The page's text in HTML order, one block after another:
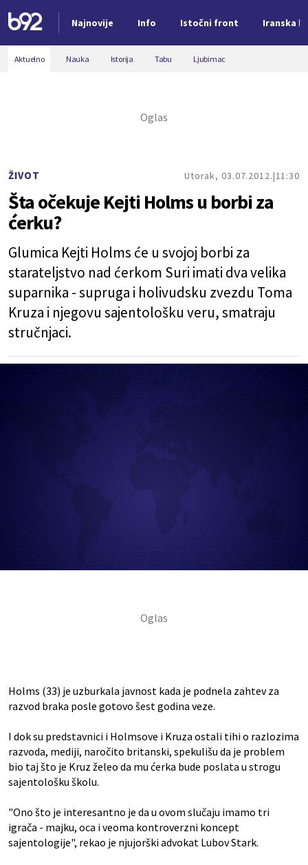
Najnovije Info Istočni front Iranska
Nova vest
Aktuelno Nauka Istorija Tabu Ljubimac
ŽIVOT Utorak, 03.07.2012. 11:30
Šta očekuje Kejti Holms u borbi za
ćerku?
Glumica Kejti Holms će u svojoj borbi za
starateljstvo nad ćerkom Suri imati dva velika
suparnika - supruga i holivudsku zvezdu Toma
Kruza i njegovu sajentološku veru, smatraju
stručnjaci.
Holms (33) je uzburkala javnost kada je podnela zahtev za
razvod braka posle gotovo šest godina veze.
I dok su predstavnici i Holmsove i Kruza ostali tihi o razlozima
razvoda, mediji, naročito britanski, spekulišu da je problem
bio taj što je Kruz želeo da mu ćerka bude poslata u strogu
sajentološku školu.
"Ono što je interesantno je da u ovom slučaju imamo tri
igrača - majku, oca i veoma kontroverzni koncept
sajentologije", rekao je njujorški advokat Lubov Stark.